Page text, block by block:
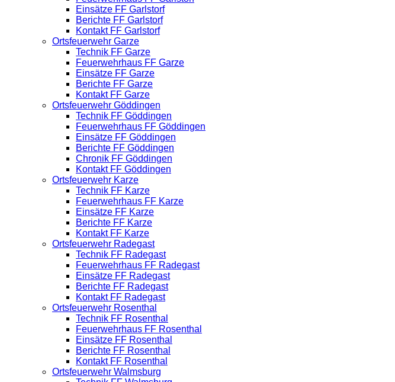
Einsätze FF Garlstorf
Berichte FF Garlstorf
Kontakt FF Garlstorf
Ortsfeuerwehr Garze
Technik FF Garze
Feuerwehrhaus FF Garze
Einsätze FF Garze
Berichte FF Garze
Kontakt FF Garze
Ortsfeuerwehr Göddingen
Technik FF Göddingen
Feuerwehrhaus FF Göddingen
Einsätze FF Göddingen
Berichte FF Göddingen
Chronik FF Göddingen
Kontakt FF Göddingen
Ortsfeuerwehr Karze
Technik FF Karze
Feuerwehrhaus FF Karze
Einsätze FF Karze
Berichte FF Karze
Kontakt FF Karze
Ortsfeuerwehr Radegast
Technik FF Radegast
Feuerwehrhaus FF Radegast
Einsätze FF Radegast
Berichte FF Radegast
Kontakt FF Radegast
Ortsfeuerwehr Rosenthal
Technik FF Rosenthal
Feuerwehrhaus FF Rosenthal
Einsätze FF Rosenthal
Berichte FF Rosenthal
Kontakt FF Rosenthal
Ortsfeuerwehr Walmsburg